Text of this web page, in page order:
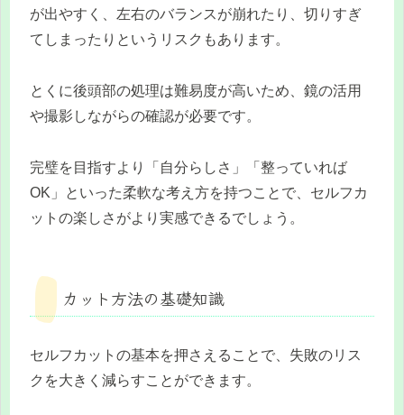
が出やすく、左右のバランスが崩れたり、切りすぎ
てしまったりというリスクもあります。
とくに後頭部の処理は難易度が高いため、鏡の活用
や撮影しながらの確認が必要です。
完璧を目指すより「自分らしさ」「整っていれば
OK」といった柔軟な考え方を持つことで、セルフカ
ットの楽しさがより実感できるでしょう。
カット方法の基礎知識
セルフカットの基本を押さえることで、失敗のリス
クを大きく減らすことができます。